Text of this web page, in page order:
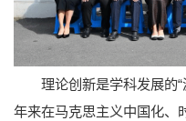
理论创新是学科发展的“
年来在马克思主义中国化、